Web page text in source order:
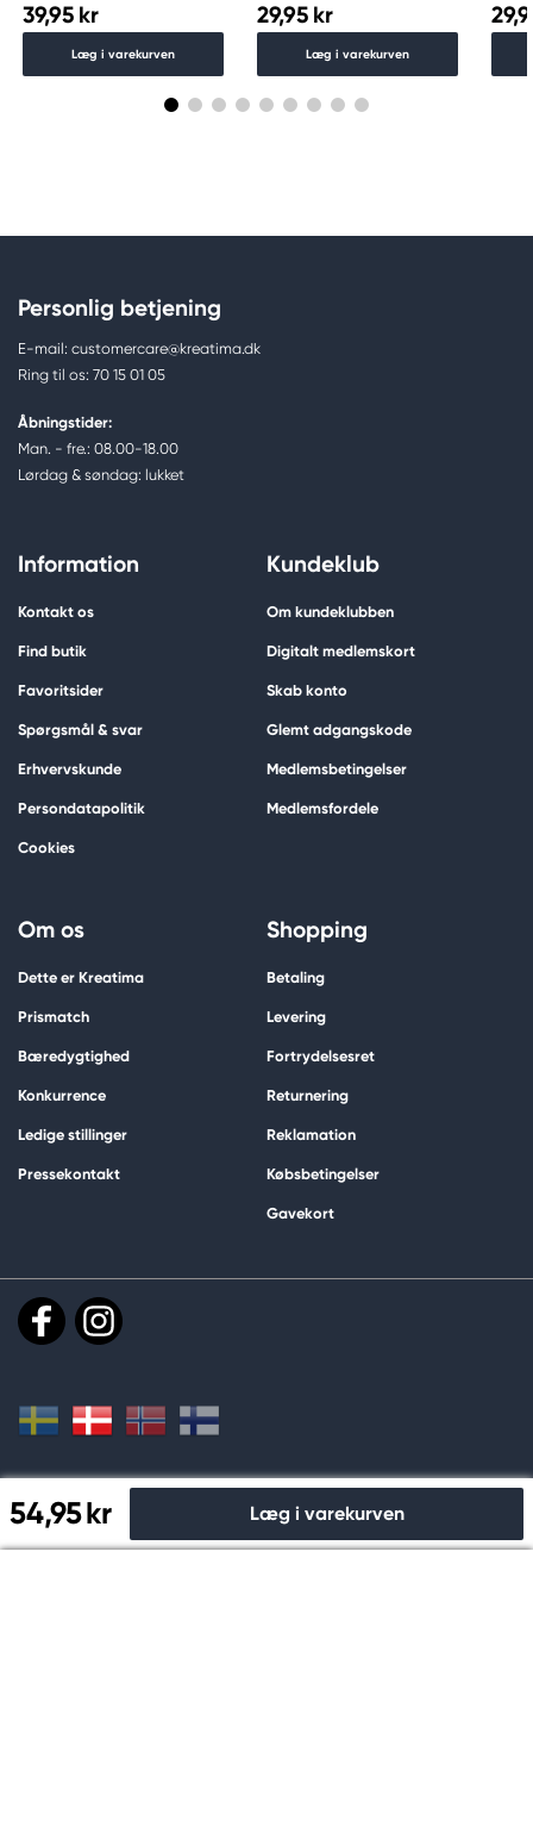
54,95 kr Læg i varekurven
39,95 kr
Læg i varekurven
29,95 kr
Læg i varekurven
Personlig betjening
E-mail: customercare@kreatima.dk
Ring til os: 70 15 01 05
Åbningstider:
Man. - fre.: 08.00-18.00
Lørdag & søndag: lukket
Information
Kontakt os
Find butik
Favoritsider
Spørgsmål & svar
Erhvervskunde
Persondatapolitik
Cookies
Kundeklub
Om kundeklubben
Digitalt medlemskort
Skab konto
Glemt adgangskode
Medlemsbetingelser
Medlemsfordele
Om os
Dette er Kreatima
Prismatch
Bæredygtighed
Konkurrence
Ledige stillinger
Pressekontakt
Shopping
Betaling
Levering
Fortrydelsesret
Returnering
Reklamation
Købsbetingelser
Gavekort
Køb og betal sikkert hos os